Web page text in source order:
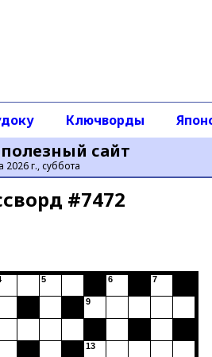
сайт
2026 г., суббота
Ключворды
#7472
5
9
13
6 7